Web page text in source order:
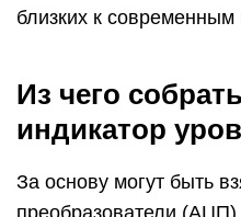
близких к
Из чего
индикатор
За основу могут быть